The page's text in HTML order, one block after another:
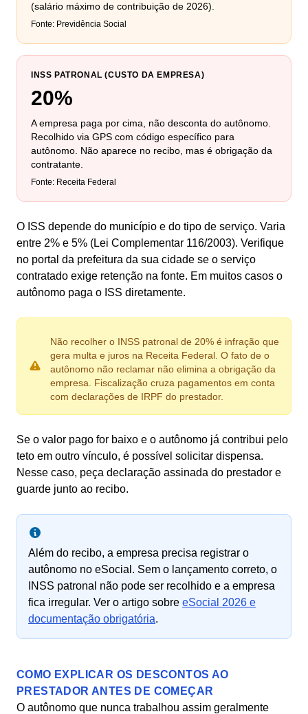
(salário máximo de contribuição de 2026).
Fonte: Previdência Social
INSS PATRONAL (CUSTO DA EMPRESA)
20%
A empresa paga por cima, não desconta do autônomo.
Recolhido via GPS com código específico para
autônomo. Não aparece no recibo, mas é obrigação da
contratante.
Fonte: Receita Federal
O ISS depende do município e do tipo de serviço. Varia
entre 2% e 5% (Lei Complementar 116/2003). Verifique
no portal da prefeitura da sua cidade se o serviço
contratado exige retenção na fonte. Em muitos casos o
autônomo paga o ISS diretamente.
Não recolher o INSS patronal de 20% é infração que
gera multa e juros na Receita Federal. O fato de o
autônomo não reclamar não elimina a obrigação da
empresa. Fiscalização cruza pagamentos em conta
com declarações de IRPF do prestador.
Se o valor pago for baixo e o autônomo já contribui pelo
teto em outro vínculo, é possível solicitar dispensa.
Nesse caso, peça declaração assinada do prestador e
guarde junto ao recibo.
Além do recibo, a empresa precisa registrar o
autônomo no eSocial. Sem o lançamento correto, o
INSS patronal não pode ser recolhido e a empresa
fica irregular. Ver o artigo sobre eSocial 2026 e
documentação obrigatória.
COMO EXPLICAR OS DESCONTOS AO
PRESTADOR ANTES DE COMEÇAR
O autônomo que nunca trabalhou assim geralmente